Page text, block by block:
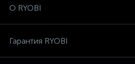
О RYOBI
Гарантия RYOBI